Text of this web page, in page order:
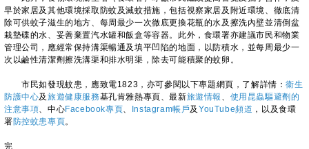
早於家居及其他環境採取防蚊及滅蚊措施，包括視察家居及附近環境、徹底清
除可供蚊子滋生的地方、每周最少一次徹底更換花瓶的水及擦洗內壁並清倒盆
栽墊碟的水、妥善棄置汽水罐和飯盒等容器。此外，食環署亦建議市民和物業
管理公司，應經常保持溝渠暢通及填平凹陷的地面，以防積水，並每周最少一
次以鹼性清潔劑擦洗溝渠和排水明渠，除去可能積聚的蚊卵。
市民如發現蚊患，應致電1823，亦可參閱以下專題網頁，了解詳情：衞生
防護中心及旅遊健康服務基孔肯雅熱專頁、最新旅遊情報 、 使用昆蟲驅避劑的
注意事項、中心Facebook專頁、 Instagram帳戶及YouTube頻道 ，以及食環
署防控蚊患專頁。
完